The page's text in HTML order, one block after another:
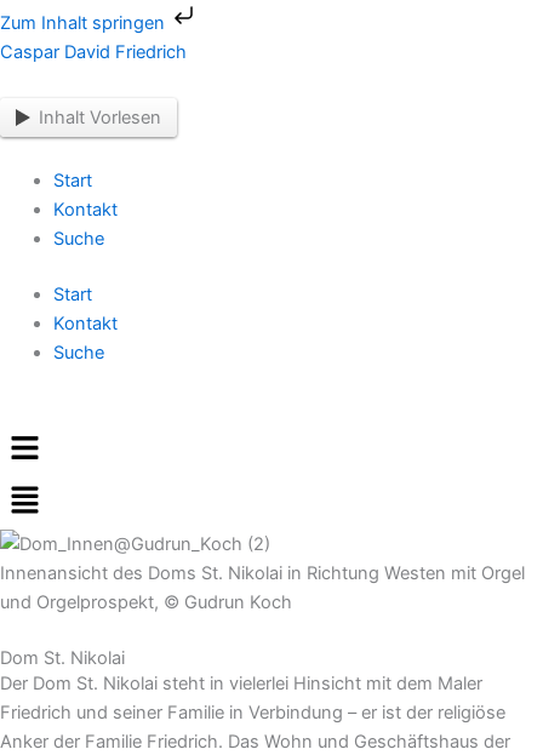
Zum Inhalt springen
Zum
Inhalt
Caspar David Friedrich
Inhalt Vorlesen
Start
Kontakt
Suche
Start
Kontakt
Suche
Menü
Innenansicht des Doms St. Nikolai in Richtung Westen mit Orgel
und Orgelprospekt, © Gudrun Koch
Dom St. Nikolai
Der Dom St. Nikolai steht in vielerlei Hinsicht mit dem Maler
Friedrich und seiner Familie in Verbindung – er ist der religiöse
Anker der Familie Friedrich. Das Wohn und Geschäftshaus der